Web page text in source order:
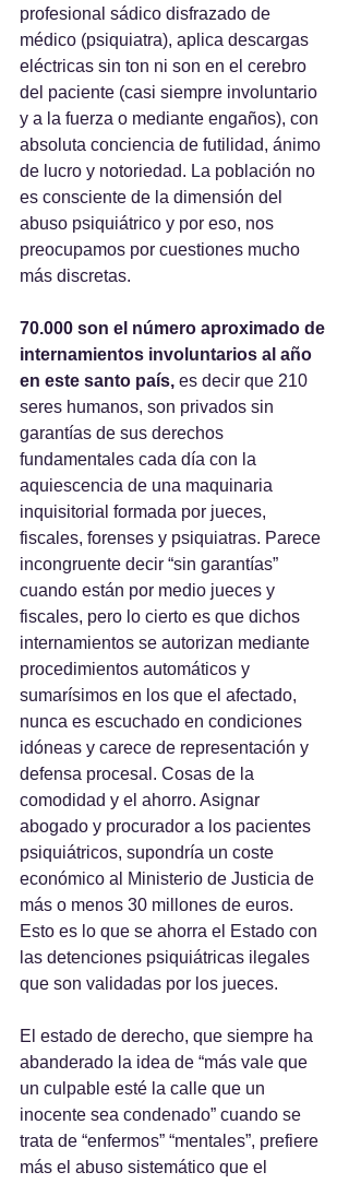
profesional sádico disfrazado de
médico (psiquiatra), aplica descargas
eléctricas sin ton ni son en el cerebro
del paciente (casi siempre involuntario
y a la fuerza o mediante engaños), con
absoluta conciencia de futilidad, ánimo
de lucro y notoriedad. La población no
es consciente de la dimensión del
abuso psiquiátrico y por eso, nos
preocupamos por cuestiones mucho
más discretas.
70.000 son el número aproximado de
internamientos involuntarios al año
en este santo país, es decir que 210
seres humanos, son privados sin
garantías de sus derechos
fundamentales cada día con la
aquiescencia de una maquinaria
inquisitorial formada por jueces,
fiscales, forenses y psiquiatras. Parece
incongruente decir “sin garantías”
cuando están por medio jueces y
fiscales, pero lo cierto es que dichos
internamientos se autorizan mediante
procedimientos automáticos y
sumarísimos en los que el afectado,
nunca es escuchado en condiciones
idóneas y carece de representación y
defensa procesal. Cosas de la
comodidad y el ahorro. Asignar
abogado y procurador a los pacientes
psiquiátricos, supondría un coste
económico al Ministerio de Justicia de
más o menos 30 millones de euros.
Esto es lo que se ahorra el Estado con
las detenciones psiquiátricas ilegales
que son validadas por los jueces.
El estado de derecho, que siempre ha
abanderado la idea de “más vale que
un culpable esté la calle que un
inocente sea condenado” cuando se
trata de “enfermos” “mentales”, prefiere
más el abuso sistemático que el